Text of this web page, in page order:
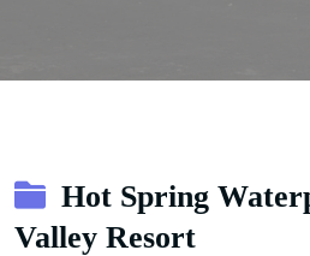
Hot Spring
Valley Resort